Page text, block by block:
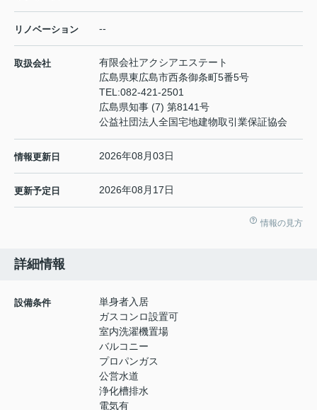
リノベーション --
取扱会社
有限会社アクシアエステート
広島県東広島市西条御条町5番5号
TEL:082-421-2501
広島県知事 (7) 第8141号
公益社団法人全国宅地建物取引業保証協会
情報更新日 2026年08月03日
更新予定日 2026年08月17日
情報の見方
詳細情報
設備条件
単身者入居
ガスコンロ設置可
室内洗濯機置場
バルコニー
プロパンガス
公営水道
浄化槽排水
電気有